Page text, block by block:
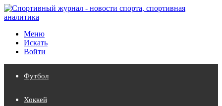
Меню
Искать
Войти
Футбол
Хоккей